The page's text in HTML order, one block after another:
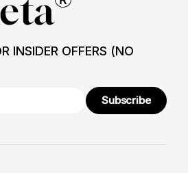
INSIDER OFFERS (NO
Subscribe